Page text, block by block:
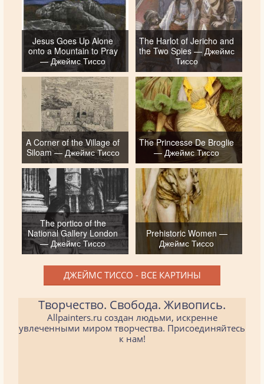
Jesus Goes Up Alone
onto a Mountain to Pray
— Джеймс Тиссо
The Harlot of Jericho and
the Two Spies — Джеймс
Тиссо
A Corner of the Village of
Siloam — Джеймс Тиссо
The Princesse De Broglie
— Джеймс Тиссо
The portico of the
National Gallery London
— Джеймс Тиссо
Prehistoric Women —
Джеймс Тиссо
ДЖЕЙМС ТИССО - ВСЕ КАРТИНЫ
Творчество. Свобода. Живопись.
Allpainters.ru создан людьми, искренне
увлеченными миром творчества. Присоединяйтесь
к нам!